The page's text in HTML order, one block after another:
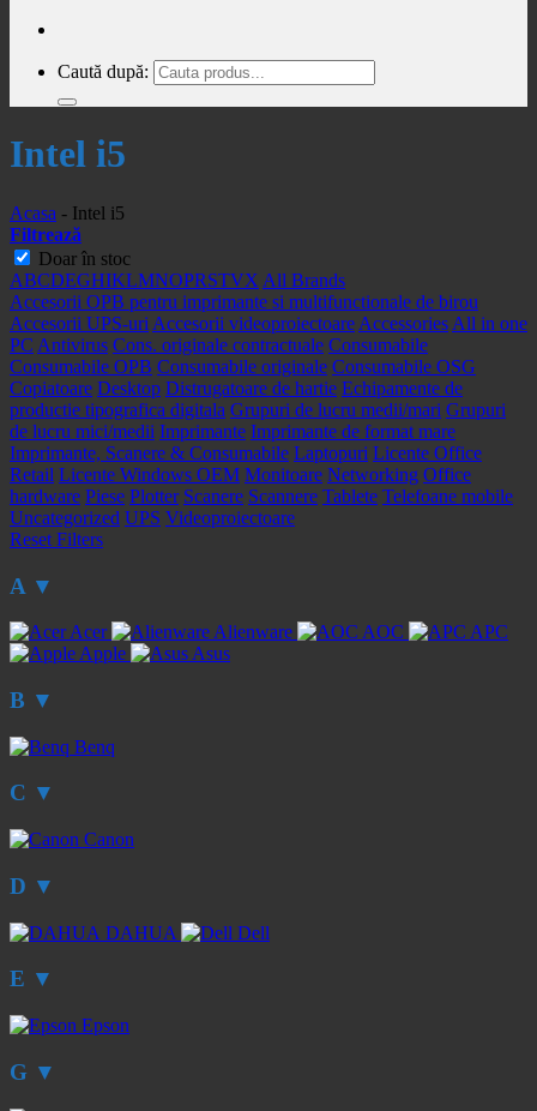
Caută după:
Intel i5
Acasa - Intel i5
Filtrează
Doar în stoc
ABCDEGHIKLMNOPRSTVX All Brands
Accesorii OPB pentru imprimante si multifunctionale de birou
Accesorii UPS-uri Accesorii videoproiectoare Accessories All in one
PC Antivirus Cons. originale contractuale Consumabile
Consumabile OPB Consumabile originale Consumabile OSG
Copiatoare Desktop Distrugatoare de hartie Echipamente de
productie tipografica digitala Grupuri de lucru medii/mari Grupuri
de lucru mici/medii Imprimante Imprimante de format mare
Imprimante, Scanere & Consumabile Laptopuri Licente Office
Retail Licente Windows OEM Monitoare Networking Office
hardware Piese Plotter Scanere Scannere Tablete Telefoane mobile
Uncategorized UPS Videoproiectoare
Reset Filters
A ▼
Acer Alienware AOC
APC
Apple
Asus
B ▼
Benq
C ▼
Canon
D ▼
DAHUA Dell
E ▼
Epson
G ▼